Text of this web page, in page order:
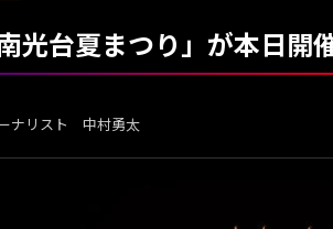
光台夏まつり」が本日開
ナリスト 中村勇太